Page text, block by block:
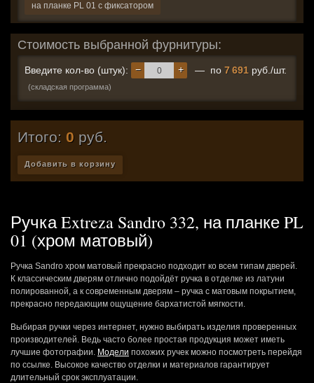
на планке PL 01 с фиксатором
Стоимость выбранной фурнитуры:
Введите кол-во (штук): +
− — по 7 691 руб./шт.
(складская программа)
Итого: 0 руб.
Добавить в корзину
Ручка Extreza Sandro 332, на планке PL
01 (хром матовый)
Ручка Sandro хром матовый прекрасно подходит ко всем типам дверей.
К классическим дверям отлично подойдёт ручка в отделке из латуни
полированной, а к современным дверям – ручка с матовым покрытием,
прекрасно передающим ощущение бархатистой мягкости.
Выбирая ручки через интернет, нужно выбирать изделия проверенных
производителей. Ведь часто более простая продукция может иметь
лучшие фотографии. Модели похожих ручек можно посмотреть перейдя
по ссылке. Высокое качество отделки и материалов гарантирует
длительный срок эксплуатации.